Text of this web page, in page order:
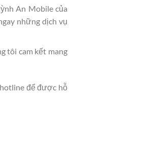
An Mobile của
những dịch vụ
tôi cam kết mang
để được hỗ